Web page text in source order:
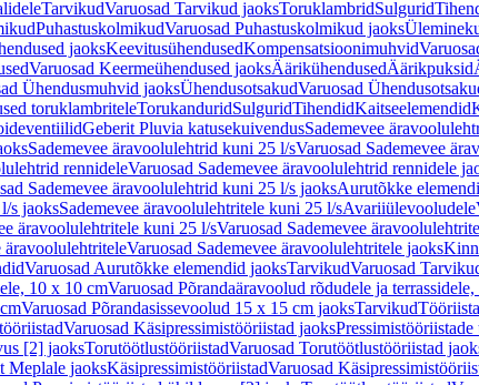
TarvikudVaruosad Tarvikud jaoksToruklambridSulgurid
PuhastuskolmikudVaruosad Puhastuskolmikud jaoks
jaoksKeevitusühendusedKompensatsioonimuhvid
Varuosad Keermeühendused jaoksÄärikühendusedÄärikpuksid
Ühendusmuhvid jaoksÜhendusotsakudVaruosad
toruklambriteleTorukanduridSulguridTihendidKaitseelemendid
Geberit Pluvia katusekuivendusSademevee
Sademevee äravoolulehtrid kuni 25 l/sVaruosad Sademevee
rennideleVaruosad Sademevee äravoolulehtrid rennidele
Sademevee äravoolulehtrid kuni 25 l/s jaoksAurutõkke
s jaoksSademevee äravoolulehtritele kuni 25 l/sAvariiülevooludele
äravoolulehtritele kuni 25 l/sVaruosad Sademevee
äravoolulehtriteleVaruosad Sademevee äravoolulehtritele jaoks
Varuosad Aurutõkke elemendid jaoksTarvikudVaruosad
10 x 10 cmVaruosad Põrandaäravoolud rõdudele ja
Varuosad Põrandasissevoolud 15 x 15 cm jaoksTarvikud
Varuosad Käsipressimistööriistad jaoks
[2] jaoksTorutöötlustööriistadVaruosad Torutöötlustööriistad
Meplale jaoksKäsipressimistööriistadVaruosad